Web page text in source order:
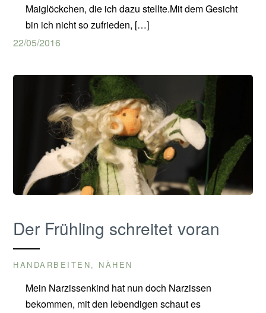
Maiglöckchen, die ich dazu stellte.Mit dem Gesicht
bin ich nicht so zufrieden, […]
22/05/2016
Der Frühling schreitet voran
HANDARBEITEN NÄHEN
Mein Narzissenkind hat nun doch Narzissen
bekommen, mit den lebendigen schaut es